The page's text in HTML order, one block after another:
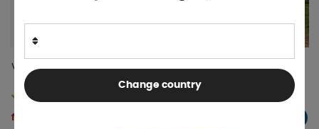
View Blocker Front
Finns i lager
fr. 1 735 kr
Dometic CampRoom
Sidopanel
Change country